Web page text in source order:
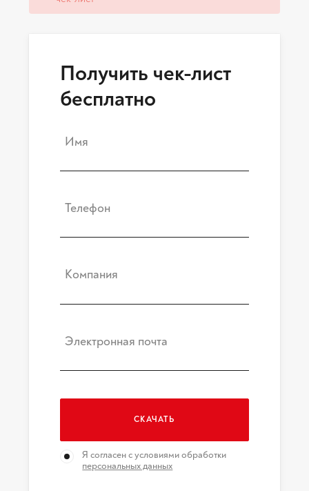
Получить чек-лист
бесплатно
Имя
Телефон
Компания
Электронная почта
СКАЧАТЬ
Я согласен с условиями обработки
персональных данных